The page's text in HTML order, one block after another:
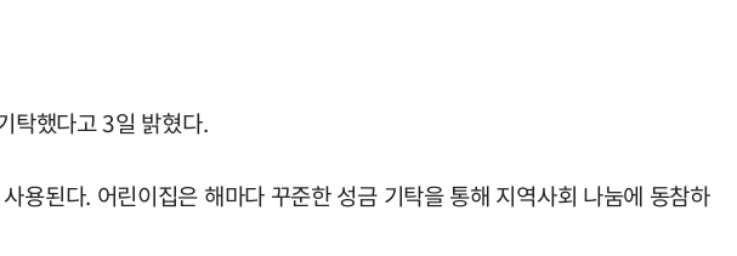
탁했다고 3일 밝혔다.
용된다. 어린이집은 해마다 꾸준한 성금 기탁을 통해 지역사회 나눔에 동참하